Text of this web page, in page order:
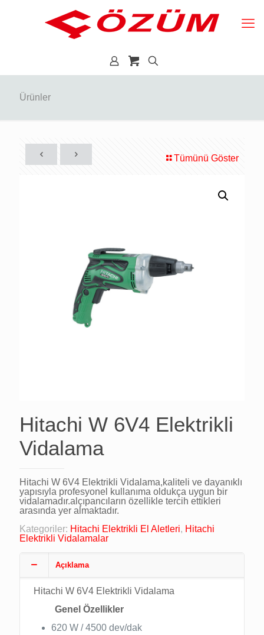
Ürünler
Tümünü Göster
Hitachi W 6V4 Elektrikli
Vidalama
Hitachi W 6V4 Elektrikli Vidalama,kaliteli ve dayanıklı
yapısıyla profesyonel kullanıma oldukça uygun bir
vidalamadır.alçıpancıların özellikle tercih ettikleri
arasında yer almaktadır.
Kategoriler: Hitachi Elektrikli El Aletleri, Hitachi
Elektrikli Vidalamalar
Açıklama
Hitachi W 6V4 Elektrikli Vidalama
Genel Özellikler
620 W / 4500 dev/dak